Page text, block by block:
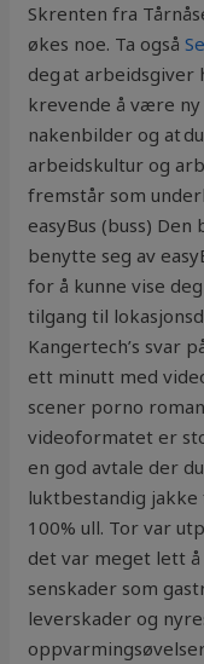
Skrenten fra
økes noe. Ta også
deg at
krevende å være
nakenbilder og at
arbeidskultur og
fremstår som
easyBus (buss)
benytte seg av
for å kunne vise
tilgang til
Kangertech’s svar
ett minutt med
scener porno
videoformatet er
en god avtale der
luktbestandig jakke
100% ull. Tor var
det var meget lett
senskader som
leverskader og